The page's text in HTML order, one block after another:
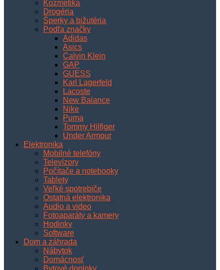
Kozmetika
Drogéria
Šperky a bižutéria
Podľa značky
Adidas
Asics
Calvin Klein
GAP
GUESS
Karl Lagerfeld
Lacoste
New Balance
Nike
Puma
Tommy Hilfiger
Under Armour
Elektronika
Mobilné telefóny
Televízory
Počítače a notebooky
Tablety
Veľké spotrebiče
Ostatná elektronika
Audio a video
Fotoaparáty a kamery
Hodinky
Software
Dom a záhrada
Nábytok
Domácnosť
Bytové doplnky